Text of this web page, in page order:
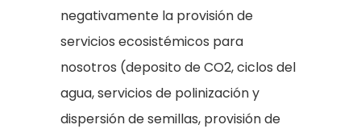
negativamente la provisión de
servicios ecosistémicos para
nosotros (deposito de CO2, ciclos del
agua, servicios de polinización y
dispersión de semillas, provisión de